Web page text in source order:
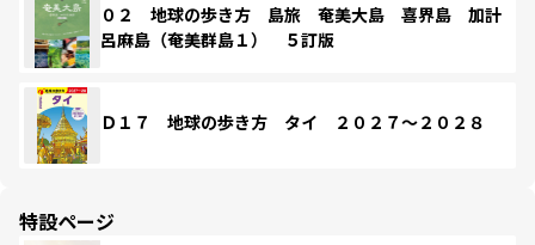
０２ 地球の歩き方 島旅 奄美大島 喜界島 加計
呂麻島（奄美群島１） ５訂版
Ｄ１７ 地球の歩き方 タイ ２０２７～２０２８
特設ページ